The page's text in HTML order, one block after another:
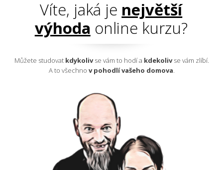
Víte, jaká je největší
výhoda online kurzu?
Můžete studovat kdykolivse vám to hodí a kdekolivse vám zlíbí.
A to všechno v pohodlí vašeho domova.